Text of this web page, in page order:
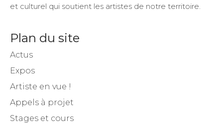
et culturel qui soutient les artistes de notre territoire.
Plan du site
Actus
Expos
Artiste en vue !
Appels à projet
Stages et cours